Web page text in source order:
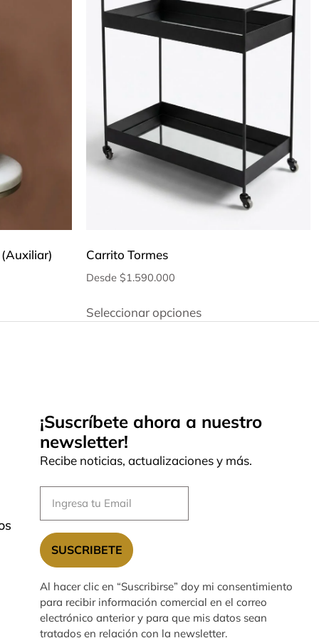
Carrito Tormes
Desde $1.590.000
Seleccionar opciones
¡Suscríbete ahora a nuestro
newsletter!
Recibe noticias, actualizaciones y más.
SUSCRIBETE
Al hacer clic en “Suscribirse” doy mi consentimiento
para recibir información comercial en el correo
electrónico anterior y para que mis datos sean
tratados en relación con la newsletter.